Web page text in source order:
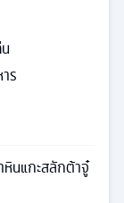
ร
หินแกะสลักต้าจู๋